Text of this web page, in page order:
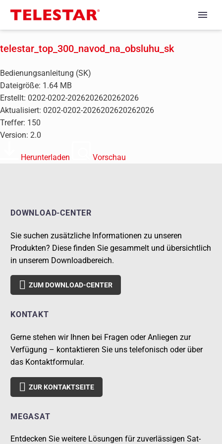
telestar_top_300_navod_na_obsluhu_sk
Bedienungsanleitung (SK)
Dateigröße: 1.64 MB
Erstellt: 0202-0202-2026202620262026
Aktualisiert: 0202-0202-2026202620262026
Treffer: 150
Version: 2.0
Herunterladen Vorschau
DOWNLOAD-CENTER
Sie suchen zusätzliche Informationen zu unseren
Produkten? Diese finden Sie gesammelt und übersichtlich
in unserem Downloadbereich.
 ZUM DOWNLOAD-CENTER
KONTAKT
Gerne stehen wir Ihnen bei Fragen oder Anliegen zur
Verfügung – kontaktieren Sie uns telefonisch oder über
das Kontaktformular.
 ZUR KONTAKTSEITE
MEGASAT
Entdecken Sie weitere Lösungen für zuverlässigen Sat-